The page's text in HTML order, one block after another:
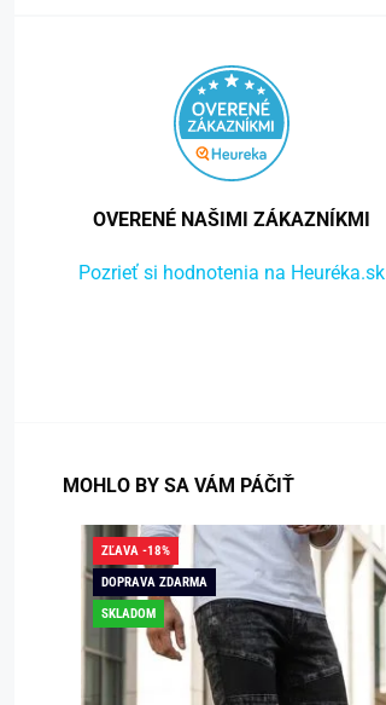
OVERENÉ NAŠIMI ZÁKAZNÍKMI
Pozrieť si hodnotenia na Heuréka.sk
MOHLO BY SA VÁM PÁČIŤ
ZĽAVA -18%
DOPRAVA ZDARMA
SKLADOM